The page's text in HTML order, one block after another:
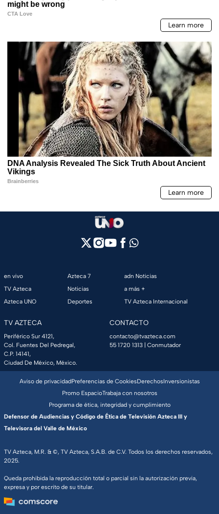
en vivo
TV Azteca
Azteca UNO
Azteca 7
Noticias
Deportes
adn Noticias
a más +
TV Azteca Internacional
TV AZTECA
Periférico Sur 4121,
Col. Fuentes Del Pedregal,
C.P. 14141,
Ciudad De México, México.
CONTACTO
contacto@tvazteca.com
55 1720 1313 | Conmutador
TV Azteca, M.R. & ©, TV Azteca, S.A.B. de C.V. Todos los derechos reservados,
2025.
Queda prohibida la reproducción total o parcial sin la autorización previa,
expresa y por escrito de su titular.
Aviso de privacidadPreferencias de CookiesDerechosInversionistas
Promo EspacioTrabaja con nosotros
Programa de ética, integridad y cumplimiento
Defensor de Audiencias y Código de Ética de Televisión Azteca III y
Televisora del Valle de México